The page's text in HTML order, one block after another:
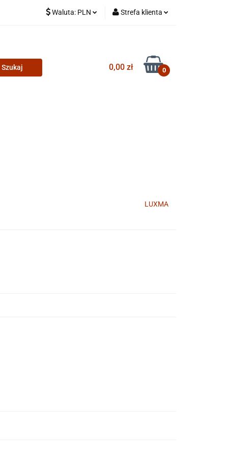
Waluta: PLN Strefa klienta
Zarejestruj się
Dodaj zgłoszenie
0,00 zł 0
LUXMA